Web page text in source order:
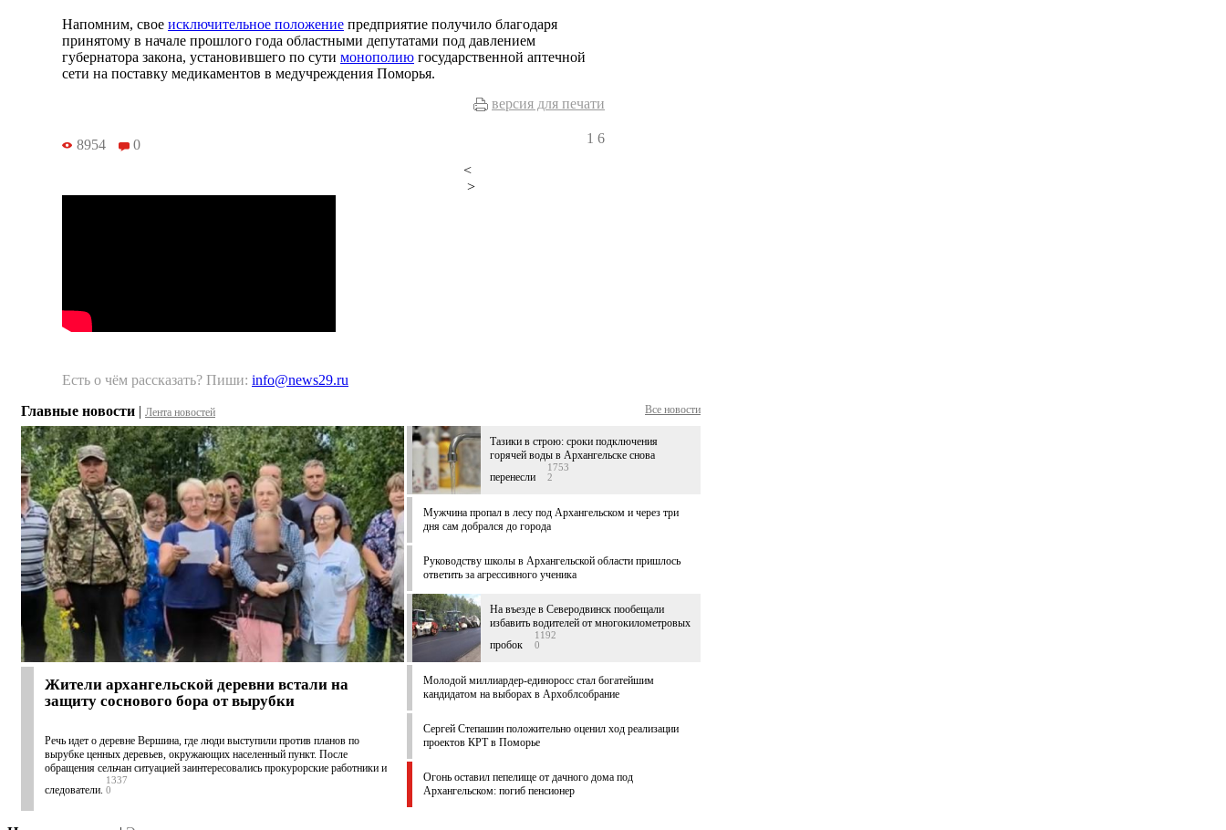
Напомним, свое исключительное положение предприятие получило благодаря
принятому в начале прошлого года областными депутатами под давлением
губернатора закона, установившего по сути монополию государственной аптечной
сети на поставку медикаментов в медучреждения Поморья.
версия для печати
8954 0 1 6
<
>
Есть о чём рассказать? Пиши: info@news29.ru
Главные новости | Лента новостей Все новости
Жители архангельской деревни встали на
защиту соснового бора от вырубки
Речь идет о деревне Вершина, где люди выступили против планов по
вырубке ценных деревьев, окружающих населенный пункт. После
обращения сельчан ситуацией заинтересовались прокурорские работники и
следователи.
1337
0
Тазики в строю: сроки подключения
горячей воды в Архангельске снова
перенесли
1753
2
Мужчина пропал в лесу под Архангельском и через три
дня сам добрался до города
Руководству школы в Архангельской области пришлось
ответить за агрессивного ученика
На въезде в Северодвинск пообещали
избавить водителей от многокилометровых
пробок
1192
0
Молодой миллиардер-единоросс стал богатейшим
кандидатом на выборах в Архоблсобрание
Сергей Степашин положительно оценил ход реализации
проектов КРТ в Поморье
Огонь оставил пепелище от дачного дома под
Архангельском: погиб пенсионер